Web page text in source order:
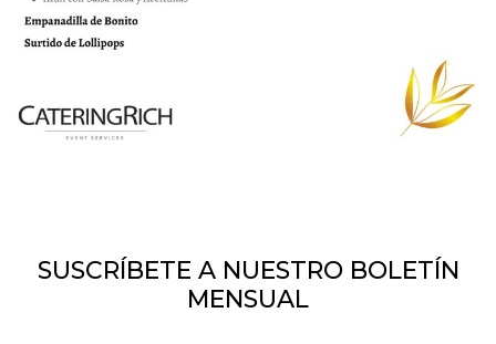
SUSCRÍBETE A NUESTRO BOLETÍN
MENSUAL